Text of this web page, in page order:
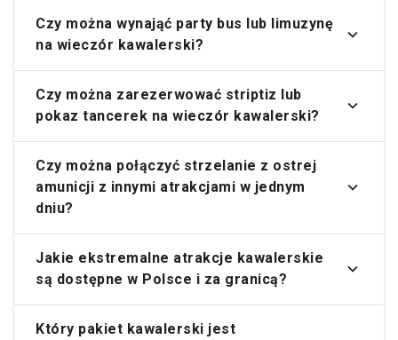
Czy można wynająć party bus lub limuzynę
na wieczór kawalerski?
Czy można zarezerwować striptiz lub
pokaz tancerek na wieczór kawalerski?
Czy można połączyć strzelanie z ostrej
amunicji z innymi atrakcjami w jednym
dniu?
Jakie ekstremalne atrakcje kawalerskie
są dostępne w Polsce i za granicą?
Który pakiet kawalerski jest